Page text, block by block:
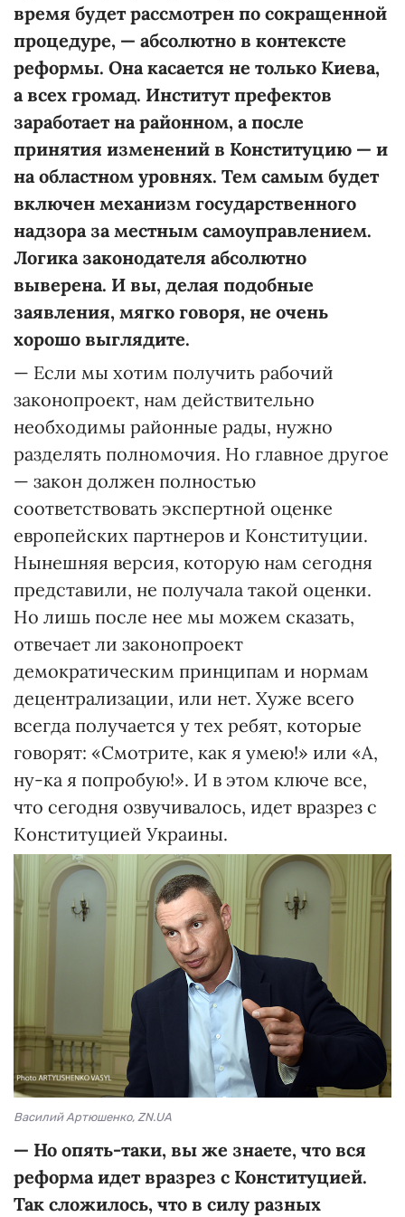
время будет рассмотрен по сокращенной
процедуре, — абсолютно в контексте
реформы. Она касается не только Киева,
а всех громад. Институт префектов
заработает на районном, а после
принятия изменений в Конституцию — и
на областном уровнях. Тем самым будет
включен механизм государственного
надзора за местным самоуправлением.
Логика законодателя абсолютно
выверена. И вы, делая подобные
заявления, мягко говоря, не очень
хорошо выглядите.
— Если мы хотим получить рабочий
законопроект, нам действительно
необходимы районные рады, нужно
разделять полномочия. Но главное другое
— закон должен полностью
соответствовать экспертной оценке
европейских партнеров и Конституции.
Нынешняя версия, которую нам сегодня
представили, не получала такой оценки.
Но лишь после нее мы можем сказать,
отвечает ли законопроект
демократическим принципам и нормам
децентрализации, или нет. Хуже всего
всегда получается у тех ребят, которые
говорят: «Смотрите, как я умею!» или «А,
ну-ка я попробую!». И в этом ключе все,
что сегодня озвучивалось, идет вразрез с
Конституцией Украины.
Василий Артюшенко, ZN.UA
— Но опять-таки, вы же знаете, что вся
реформа идет вразрез с Конституцией.
Так сложилось, что в силу разных